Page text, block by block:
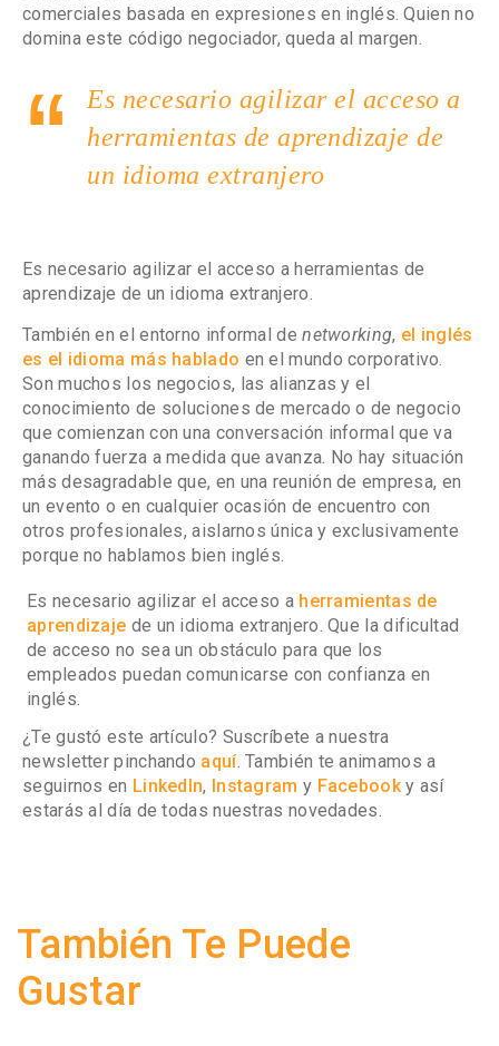
comerciales basada en expresiones en inglés. Quien no
domina este código negociador, queda al margen.
Es necesario agilizar el acceso a
herramientas de aprendizaje de
un idioma extranjero
Es necesario agilizar el acceso a herramientas de
aprendizaje de un idioma extranjero.
También en el entorno informal denetworking, el inglés
es el idioma más hablado en el mundo corporativo.
Son muchos los negocios, las alianzas y el
conocimiento de soluciones de mercado o de negocio
que comienzan con una conversación informal que va
ganando fuerza a medida que avanza. No hay situación
más desagradable que, en una reunión de empresa, en
un evento o en cualquier ocasión de encuentro con
otros profesionales, aislarnos única y exclusivamente
porque no hablamos bien inglés.
Es necesario agilizar el acceso a herramientas de
aprendizaje de un idioma extranjero. Que la dificultad
de acceso no sea un obstáculo para que los
empleados puedan comunicarse con confianza en
inglés.
¿Te gustó este artículo? Suscríbete a nuestra
newsletter pinchando aquí. También te animamos a
seguirnos en LinkedIn, Instagram y Facebooky así
estarás al día de todas nuestras novedades.
También Te Puede
Gustar